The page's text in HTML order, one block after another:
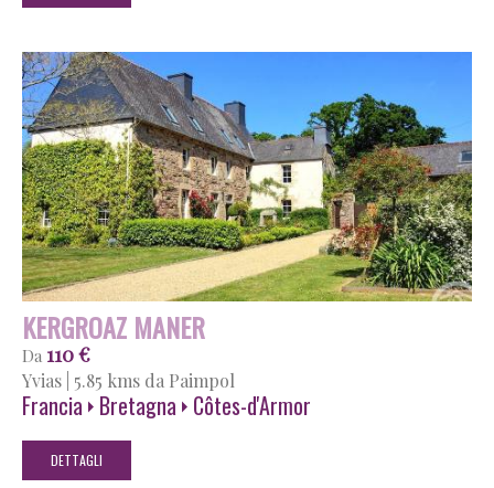
KERGROAZ MANER
Da 110 €
Yvias 5.85 kms da Paimpol
Francia Bretagna Côtes-d'Armor
DETTAGLI